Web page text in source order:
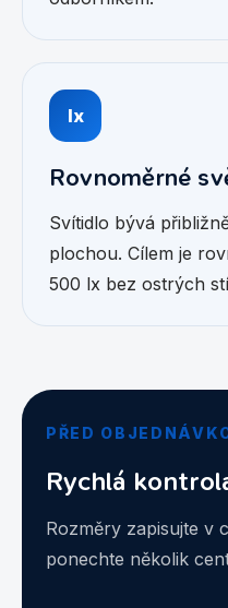
lx
Rovnoměrné
Svítidlo bývá
plochou. Cílem je
500 lx bez ostrých
PŘED
Rychlá
Rozměry zapisujte v
ponechte několik